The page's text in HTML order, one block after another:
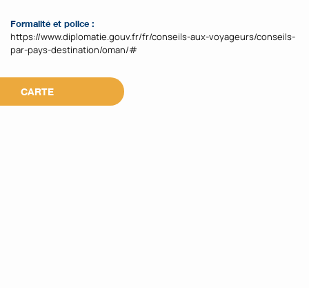
Formalité et police :
https://www.diplomatie.gouv.fr/fr/conseils-aux-voyageurs/conseils-
par-pays-destination/oman/#
CARTE